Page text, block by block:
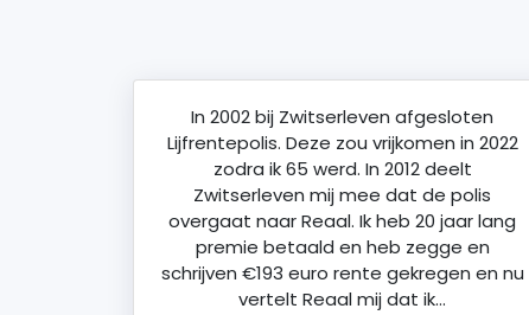
In 2002 bij Zwitserleven afgesloten
Lijfrentepolis. Deze zou vrijkomen in 2022
zodra ik 65 werd. In 2012 deelt
Zwitserleven mij mee dat de polis
overgaat naar Reaal. Ik heb 20 jaar lang
premie betaald en heb zegge en
schrijven €193 euro rente gekregen en nu
vertelt Reaal mij dat ik…